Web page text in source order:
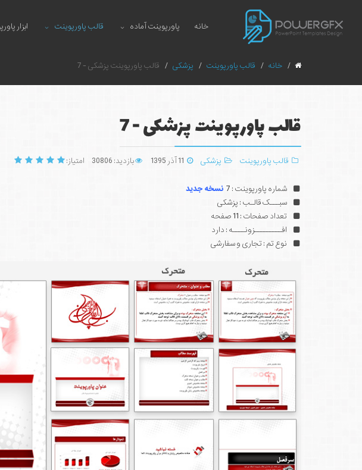
خانه پاورپوینت آماده قالب پاورپوینت ابزار
خانه قالب پاورپوینت پزشکی قالب پاورپوینت پزشکی - 7
قالب پاورپوینت پزشکی - 7
قالب پاورپوینت پزشکی 11 آذر 1395 بازدید: 30806 امتیاز:
شماره پاورپوینت : 7
نسخه جدید
سبـــک قالـب : پزشکی
تعداد صفحات : 11 صفحه
افـــــــــزونــــه : دارد
نوع تم : تجاری و سفارشی